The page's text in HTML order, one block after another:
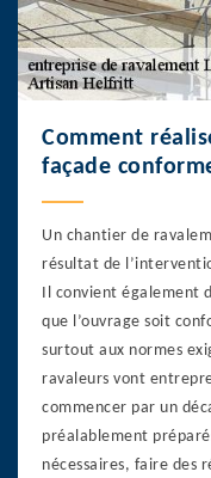
Comment
façade
Un chantier de
résultat de
Il convient également
que l’ouvrage soit
surtout aux normes
ravaleurs vont
commencer par un
préalablement
nécessaires, faire des